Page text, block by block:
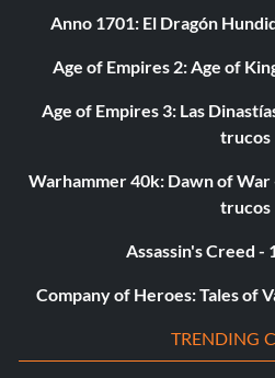
Anno 1701: El Dragón
Age of Empires 2: Age of
Age of Empires 3: Las
trucos
Warhammer 40k: Dawn of War
trucos
Assassin's Creed -
Company of Heroes: Tales of
TRENDING